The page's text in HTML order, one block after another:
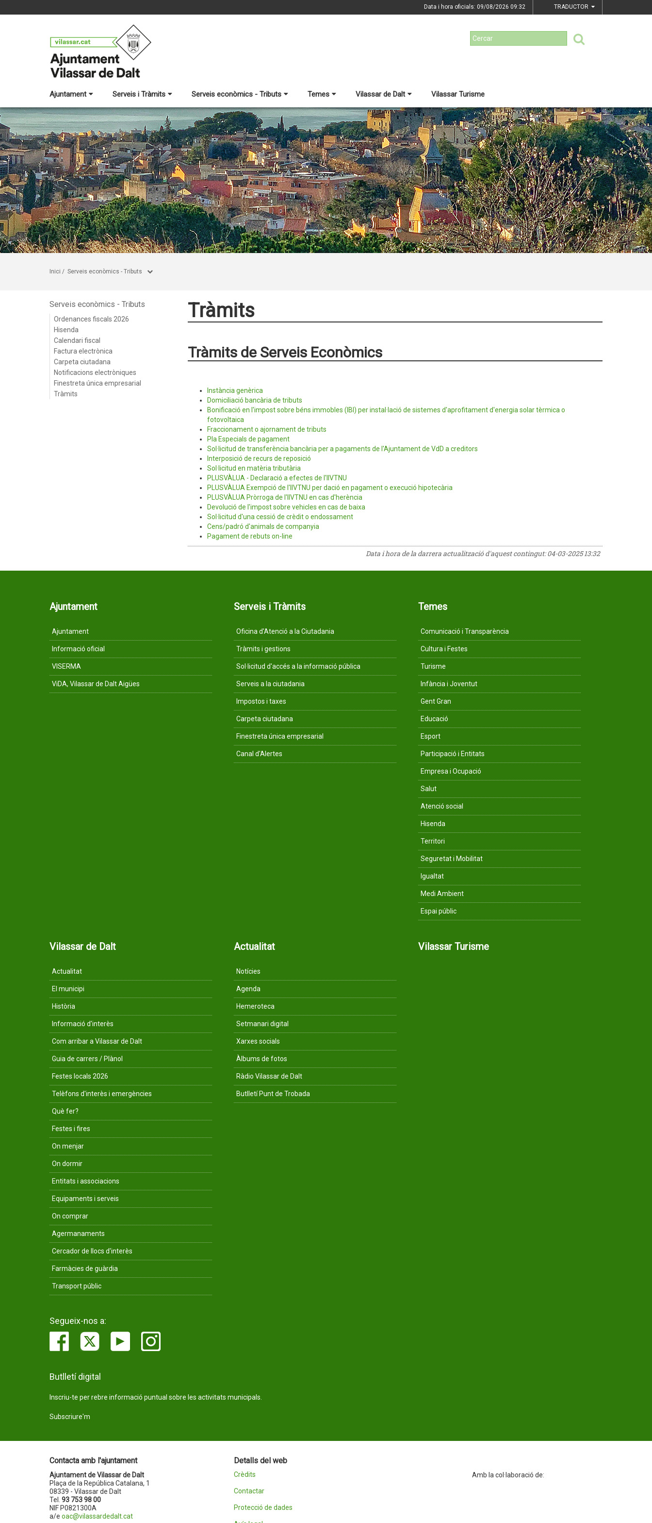
Data i hora oficials: 09/08/2026 09:32 TRADUCTOR
Ajuntament Serveis i Tràmits Serveis econòmics - Tributs Temes Vilassar de Dalt Vilassar Turisme
Inici / Serveis econòmics - Tributs
Serveis econòmics - Tributs
Ordenances fiscals 2026
Hisenda
Calendari fiscal
Factura electrònica
Carpeta ciutadana
Notificacions electròniques
Finestreta única empresarial
Tràmits
Tràmits
Tràmits de Serveis Econòmics
Instància genèrica
Domiciliació bancària de tributs
Bonificació en l'impost sobre béns immobles (IBI) per instal·lació de sistemes d'aprofitament d'energia solar tèrmica o
fotovoltaica
Fraccionament o ajornament de tributs
Pla Especials de pagament
Sol·licitud de transferència bancària per a pagaments de l'Ajuntament de VdD a creditors
Interposició de recurs de reposició
Sol·licitud en matèria tributària
PLUSVÀLUA - Declaració a efectes de l'IIVTNU
PLUSVÀLUA Exempció de l'IIVTNU per dació en pagament o execució hipotecària
PLUSVÀLUA Pròrroga de l'IIVTNU en cas d'herència
Devolució de l'impost sobre vehicles en cas de baixa
Sol·licitud d'una cessió de crèdit o endossament
Cens/padró d'animals de companyia
Pagament de rebuts on-line
Data i hora de la darrera actualització d'aquest contingut:04-03-2025 13:32
Ajuntament
Ajuntament
Informació oficial
VISERMA
ViDA, Vilassar de Dalt Aigües
Serveis i Tràmits
Oficina d'Atenció a la Ciutadania
Tràmits i gestions
Sol·licitud d'accés a la informació pública
Serveis a la ciutadania
Impostos i taxes
Carpeta ciutadana
Finestreta única empresarial
Canal d'Alertes
Temes
Comunicació i Transparència
Cultura i Festes
Turisme
Infància i Joventut
Gent Gran
Educació
Esport
Participació i Entitats
Empresa i Ocupació
Salut
Atenció social
Hisenda
Territori
Seguretat i Mobilitat
Igualtat
Medi Ambient
Espai públic
Vilassar de Dalt
Actualitat
El municipi
Història
Informació d'interès
Com arribar a Vilassar de Dalt
Guia de carrers / Plànol
Festes locals 2026
Telèfons d'interès i emergències
Què fer?
Festes i fires
On menjar
On dormir
Entitats i associacions
Equipaments i serveis
On comprar
Agermanaments
Cercador de llocs d'interès
Farmàcies de guàrdia
Transport públic
Actualitat
Notícies
Agenda
Hemeroteca
Setmanari digital
Xarxes socials
Àlbums de fotos
Ràdio Vilassar de Dalt
Butlletí Punt de Trobada
Vilassar Turisme
Segueix-nos a:
Butlletí digital
Inscriu-te per rebre informació puntual sobre les activitats municipals.
Subscriure'm
Contacta amb l'ajuntament
Ajuntament de Vilassar de Dalt
Plaça de la República Catalana, 1
08339 - Vilassar de Dalt
Tel. 93 753 98 00
NIF P0821300A
a/e oac@vilassardedalt.cat
Detalls del web
Crèdits
Contactar
Protecció de dades
Amb la col·laboració de: